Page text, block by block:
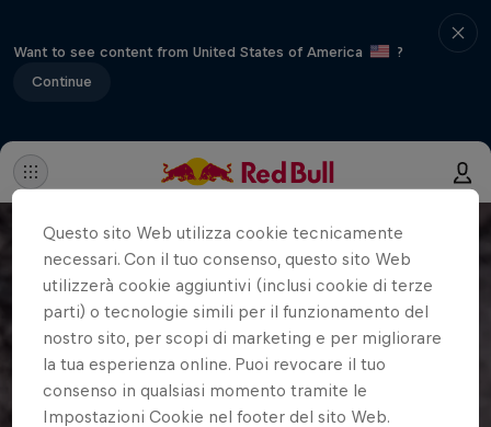
Want to see content from United States of America
?
Continue
Questo sito Web utilizza cookie tecnicamente
necessari. Con il tuo consenso, questo sito Web
utilizzerà cookie aggiuntivi (inclusi cookie di terze
parti) o tecnologie simili per il funzionamento del
nostro sito, per scopi di marketing e per migliorare
la tua esperienza online. Puoi revocare il tuo
consenso in qualsiasi momento tramite le
Impostazioni Cookie nel footer del sito Web.